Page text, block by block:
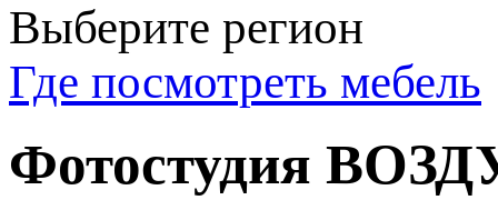
Выберите регион
Где посмотреть мебель
Фотостудия